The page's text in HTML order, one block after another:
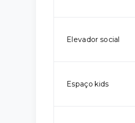
Elevador social
Espaço kids